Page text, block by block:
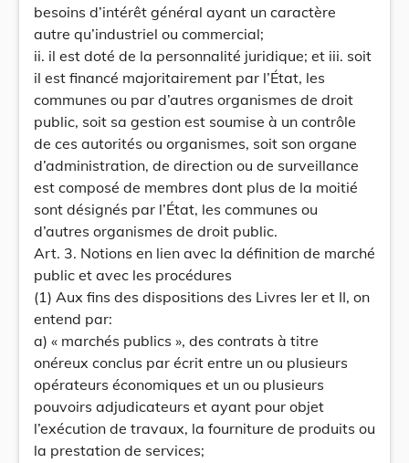
besoins d’intérêt général ayant un caractère
autre qu’industriel ou commercial;
ii. il est doté de la personnalité juridique; et iii. soit
il est financé majoritairement par l’État, les
communes ou par d’autres organismes de droit
public, soit sa gestion est soumise à un contrôle
de ces autorités ou organismes, soit son organe
d’administration, de direction ou de surveillance
est composé de membres dont plus de la moitié
sont désignés par l’État, les communes ou
d’autres organismes de droit public.
Art. 3. Notions en lien avec la définition de marché
public et avec les procédures
(1) Aux fins des dispositions des Livres Ier et II, on
entend par:
a) « marchés publics », des contrats à titre
onéreux conclus par écrit entre un ou plusieurs
opérateurs économiques et un ou plusieurs
pouvoirs adjudicateurs et ayant pour objet
l’exécution de travaux, la fourniture de produits ou
la prestation de services;